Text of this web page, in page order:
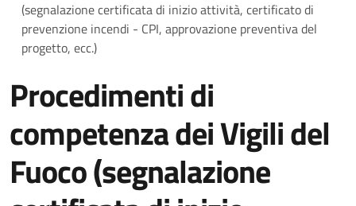
(segnalazione certificata di inizio attività, certificato di
prevenzione incendi - CPI, approvazione preventiva del
progetto, ecc.)
Procedimenti di
competenza dei Vigili del
Fuoco (segnalazione